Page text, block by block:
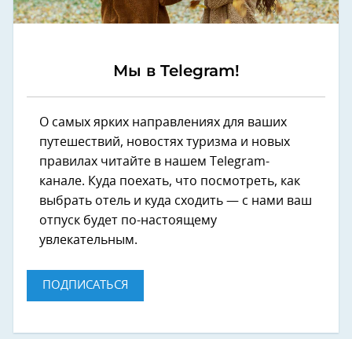
Мы в Telegram!
О самых ярких направлениях для ваших
путешествий, новостях туризма и новых
правилах читайте в нашем Telegram-
канале. Куда поехать, что посмотреть, как
выбрать отель и куда сходить — с нами ваш
отпуск будет по-настоящему
увлекательным.
ПОДПИСАТЬСЯ